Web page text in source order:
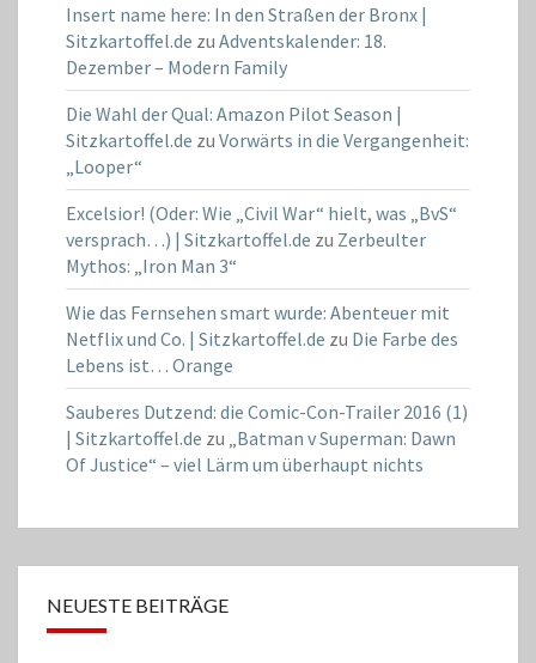
Insert name here: In den Straßen der Bronx |
Sitzkartoffel.de zu Adventskalender: 18.
Dezember – Modern Family
Die Wahl der Qual: Amazon Pilot Season |
Sitzkartoffel.de zu Vorwärts in die Vergangenheit:
„Looper“
Excelsior! (Oder: Wie „Civil War“ hielt, was „BvS“
versprach…) | Sitzkartoffel.de zu Zerbeulter
Mythos: „Iron Man 3“
Wie das Fernsehen smart wurde: Abenteuer mit
Netflix und Co. | Sitzkartoffel.de zu Die Farbe des
Lebens ist… Orange
Sauberes Dutzend: die Comic-Con-Trailer 2016 (1)
| Sitzkartoffel.de zu „Batman v Superman: Dawn
Of Justice“ – viel Lärm um überhaupt nichts
NEUESTE BEITRÄGE